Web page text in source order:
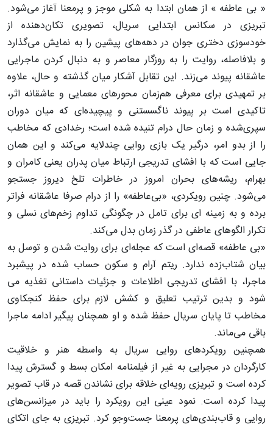
«بی‌ عاطفه » از همان ابتدا به شکلی موجز و پرمعنا آغاز می‌شود.
تبریزی در سکانس ابتدایی سریال، تصویری تکان‌دهنده از
خودسوزی دختری جوان در دهه‌های پیشین را به نمایش می‌گذارد
و بلافاصله، روایت را به روزگار معاصر و به دنبال کردن ماجرایی
عاشقانه پیوند می‌زند. این تقابل آشکار میان گذشته و حال، علاوه
بر تمهیدی برای معرفی هم‌زمان محورهای معمایی و عاشقانه اثر،
تاکیدی است بر پیوند ناگسستنی و پیچیده‌ای که میان دوران
سپری‌شده و زمان حال درام تنیده شده است؛ رخدادی که مخاطب
را از بدو امر، درگیر یک بازی روایی چندلایه‌ می‌کند و این همان
جایی است که با افشای تدریجی ارتباط میان پدران یعنی کامران و
بهرام، ریشه‌های بحران امروز در خاطرات تلخ دیروز جستجو
می‌شود. چنین رویکردی، «بی‌عاطفه» را از درام صرفا عاشقانه فراتر
برده و به زمینه ای برای تامل در چگونگی تداوم زخم‌های نسلی و
تکرار الگوهای عاطفی در گذر زمان بدل می‌کند.
«بی عاطفه» قصه‌ای است که عجله‌ای برای روایت شدن و توسل به
بیان شتاب‌زده ندارد. ریتم آرام و سکون حساب شده در پیشبرد
ماجرا، با افشای تدریجی اطلاعات و جزئیات داستانی تغذیه می
شود و بدین ترتیب تعلیق و کشش لازم برای حفظ کنجکاوی
مخاطب تا پایان سریال حفظ شده و او همچنان پیگیر ادامه ماجرا
باقی می‌ماند.
همچنین رویکردهای روایی سریال به واسطه هنر و خلاقیت
کارگردان در مجرایی به غیر از فیلمنامه امکان بسط و گسترش پیدا
کرده است و تبریزی رویه‌ای خلاقه برای نشاندن قصه در قاب تصویر
پیدا کرده است. نمود عینی این رویکرد را باید در میزانسن‌های
روایی و قاب‌بندی‌های پرمعنا جست‌وجو کرد. تبریزی به جای اتکای